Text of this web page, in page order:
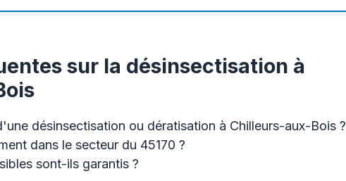
sur la désinsectisation à
désinsectisation ou dératisation à Chilleurs-aux-Bois ?
dans le secteur du 45170 ?
sont-ils garantis ?